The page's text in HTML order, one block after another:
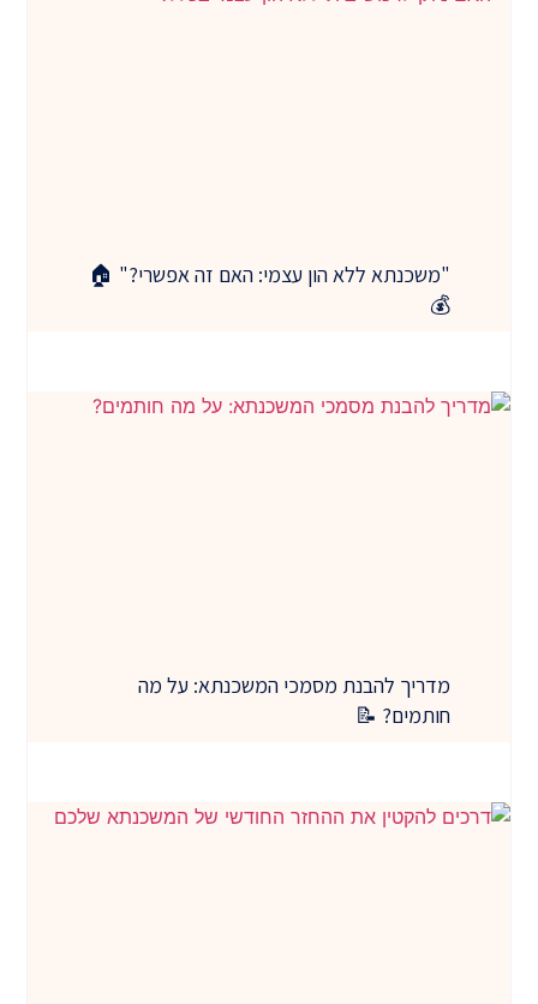
"משכנתא ללא הון עצמי: האם זה אפשרי?" 🏠
מדריך להבנת מסמכי המשכנתא: על מה
חותמים? 📝